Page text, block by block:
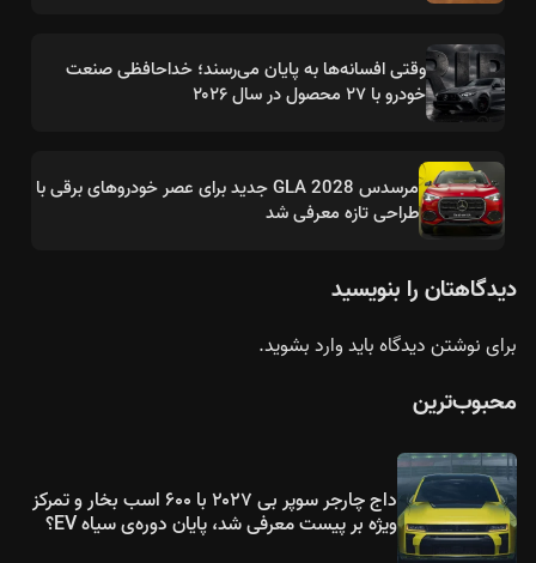
وقتی افسانه‌ها به پایان می‌رسند؛ خداحافظی صنعت
خودرو با ۲۷ محصول در سال ۲۰۲۶
مرسدس GLA 2028 جدید برای عصر خودروهای برقی با
طراحی تازه معرفی شد
دیدگاهتان را بنویسید
برای نوشتن دیدگاه بایدوارد بشوید.
محبوب‌ترین
داج چارجر سوپر بی ۲۰۲۷ با ۶۰۰ اسب بخار و تمرکز
ویژه بر پیست معرفی شد، پایان دوره‌ی سیاه EV؟